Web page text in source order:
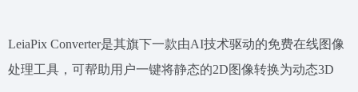
LeiaPix Converter是其旗下一款由AI技术驱动的免费在线图像
处理工具，可帮助用户一键将静态的2D图像转换为动态3D